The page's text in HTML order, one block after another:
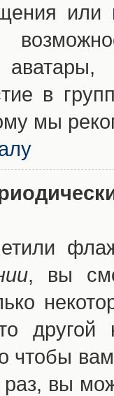
или
в
мы
, вы
другой
чтобы
вы